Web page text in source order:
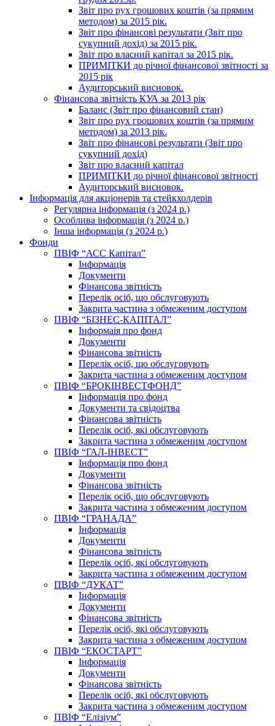
Звіт про рух грошових коштів (за прямим
методом) за 2015 рік.
Звіт про фінансові результати (Звіт про
сукупний дохід) за 2015 рік.
Звіт про власний капітал за 2015 рік.
ПРИМІТКИ до річної фінансової звітності за
2015 рік
Аудиторський висновок.
Фінансова звітність КУА за 2013 рік
Баланс (Звіт про фінансовий стан)
Звіт про рух грошових коштів (за прямим
методом) за 2013 рік.
Звіт про фінансові результати (Звіт про
сукупний дохід)
Звіт про власний капітал
ПРИМІТКИ до річної фінансової звітності
Аудиторський висновок.
Інформація для акціонерів та стейкхолдерів
Регулярна інформація (з 2024 р.)
Особлива інформація (з 2024 р.)
Інша інформація (з 2024 р.)
Фонди
ПВІФ “АСС Капітал”
Інформація
Документи
Фінансова звітність
Перелік осіб, що обслуговують
Закрита частина з обмеженим доступом
ПВІФ “БІЗНЕС-КАПІТАЛ”
Інформаія про фонд
Документи
Фінансова звітність
Перелік осіб, що обслуговують
Закрита частина з обмеженим доступом
ПВІФ “БРОКІНВЕСТФОНД”
Інформація про фонд
Документи та свідоцтва
Фінансова звітність
Перелік осіб, які обслуговують
Закрита частина з обмеженим доступом
ПВІФ “ГАЛ-ІНВЕСТ”
Інформація про фонд
Документи
Фінансова звітність
Перелік осіб, що обслуговують
Закрита частина з обмеженим доступом
ПВІФ “ГРАНАДА”
Інформація
Документи
Фінансова звітність
Перелік осіб, які обслуговують
Закрита частина з обмеженим доступом
ПВІФ “ДУКАТ”
Інформація
Документи
Фінансова звітність
Перелік осіб, які обслуговують
Закрита частина з обмеженим доступом
ПВІФ “ЕКОСТАРТ”
Інформація
Документи
Фінансова звітність
Перелік осіб, які обслуговують
Закрита частина з обмеженим доступом
ПВІФ “Елізіум”